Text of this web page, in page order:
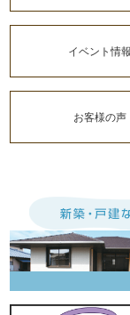
イベント情報
お客様の声